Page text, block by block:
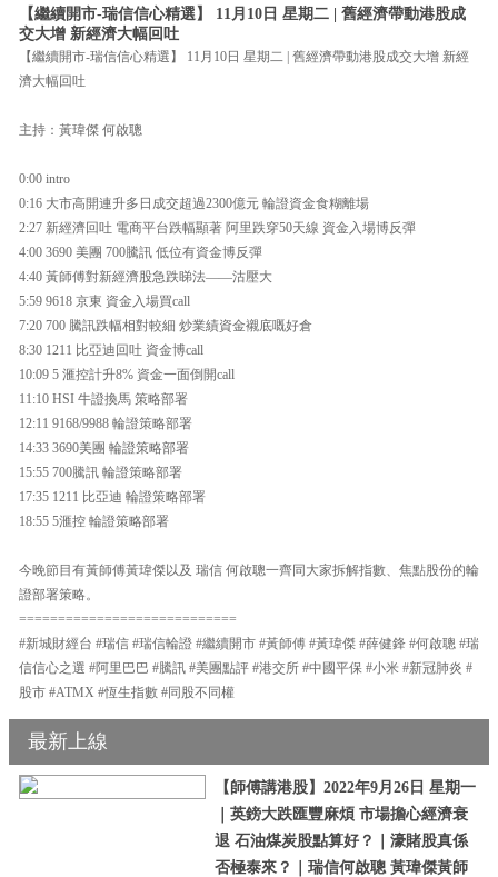
【繼續開市-瑞信信心精選】 11月10日 星期二 | 舊經濟帶動港股成
交大增 新經濟大幅回吐
【繼續開市-瑞信信心精選】 11月10日 星期二 | 舊經濟帶動港股成交大增 新經
濟大幅回吐
主持：黃瑋傑 何啟聰
0:00 intro
0:16 大市高開連升多日成交超過2300億元 輪證資金食糊離場
2:27 新經濟回吐 電商平台跌幅顯著 阿里跌穿50天線 資金入場博反彈
4:00 3690 美團 700騰訊 低位有資金博反彈
4:40 黃師傅對新經濟股急跌睇法——沽壓大
5:59 9618 京東 資金入場買call
7:20 700 騰訊跌幅相對較細 炒業績資金襯底嘅好倉
8:30 1211 比亞迪回吐 資金博call
10:09 5 滙控計升8% 資金一面倒開call
11:10 HSI 牛證換馬 策略部署
12:11 9168/9988 輪證策略部署
14:33 3690美團 輪證策略部署
15:55 700騰訊 輪證策略部署
17:35 1211 比亞迪 輪證策略部署
18:55 5滙控 輪證策略部署
今晚節目有黃師傅黃瑋傑以及 瑞信 何啟聰一齊同大家拆解指數、焦點股份的輪
證部署策略。
============================
#新城財經台 #瑞信 #瑞信輪證 #繼續開市 #黃師傅 #黃瑋傑 #薛健鋒 #何啟聰 #瑞
信信心之選 #阿里巴巴 #騰訊 #美團點評 #港交所 #中國平保 #小米 #新冠肺炎 #
股市 #ATMX #恆生指數 #同股不同權
最新上線
【師傅講港股】2022年9月26日 星期一
｜英鎊大跌匯豐麻煩 市場擔心經濟衰
退 石油煤炭股點算好？｜濠賭股真係
否極泰來？｜瑞信何啟聰 黃瑋傑黃師